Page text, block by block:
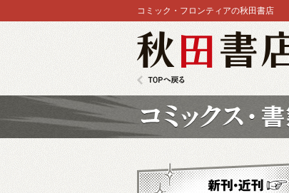
コミック・フロンティアの秋田書店